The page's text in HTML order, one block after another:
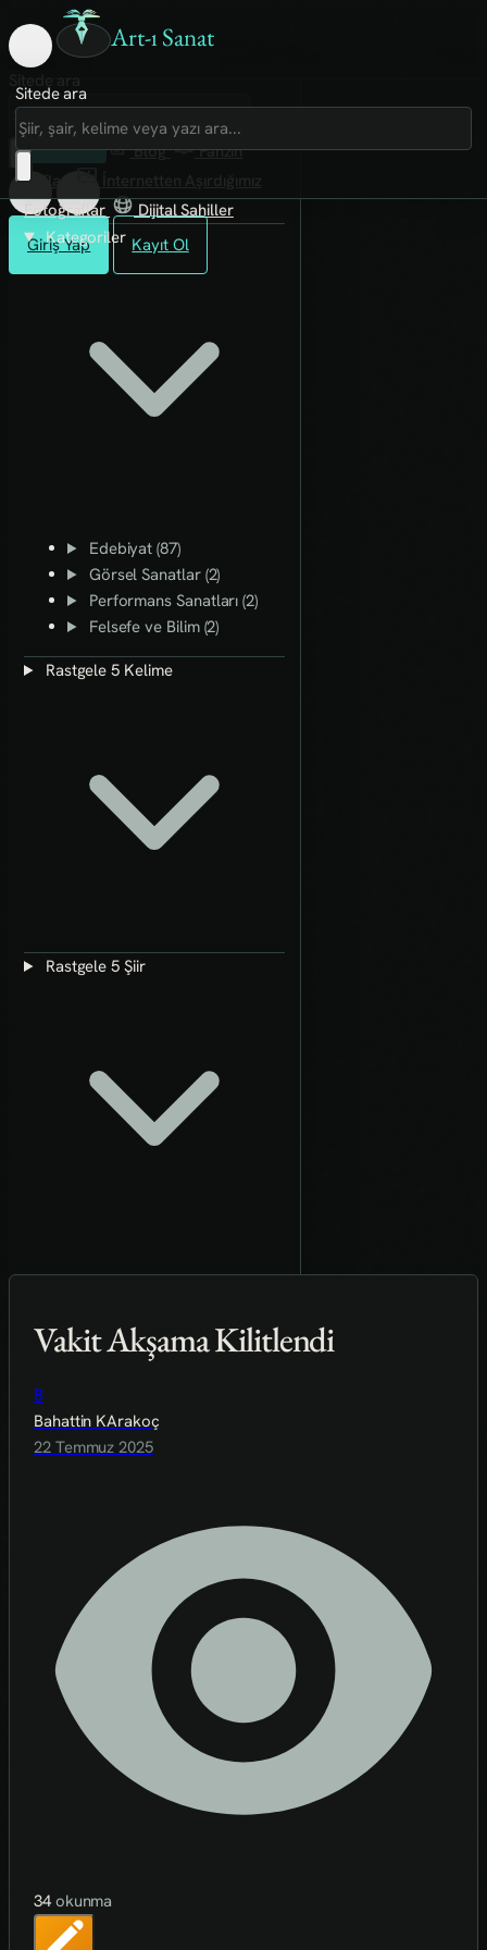
Art-ı Sanat
Giriş Yap Kayıt Ol
Sitede ara
Art-ı Sosyal
İmece
Kütüphane
Blog
Fanzin
Rafları
Fotoğraflar
Dijital Sahiller
Kategoriler
Edebiyat (87)
Görsel Sanatlar (2)
Performans Sanatları (2)
Felsefe ve Bilim (2)
Rastgele 5 Kelime
Rastgele 5 Şiir
Vakit Akşama Kilitlendi
B
Bahattin KArakoç
22 Temmuz 2025
34okunma